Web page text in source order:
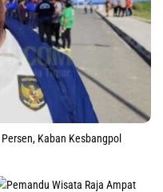
Kaban Kesbangpol